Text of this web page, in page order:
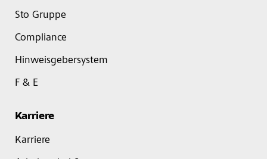
Sto Gruppe
Compliance
Hinweisgebersystem
F & E
Karriere
Karriere